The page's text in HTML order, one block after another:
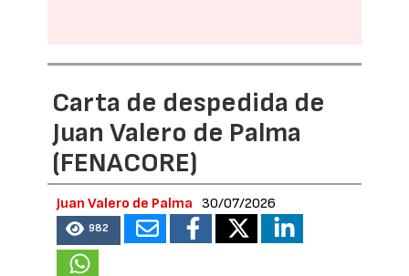
Carta de despedida de
Juan Valero de Palma
(FENACORE)
Juan Valero de Palma 30/07/2026
982